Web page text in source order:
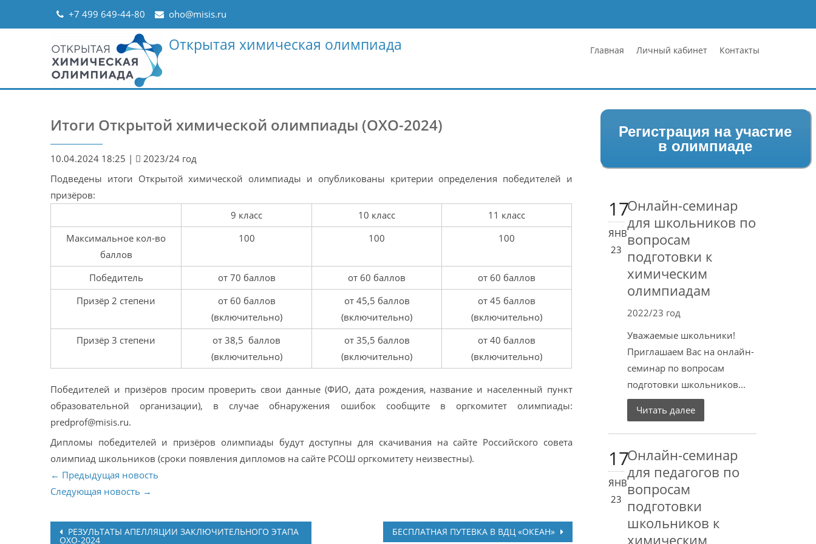
+7 499 649-44-80 oho@misis.ru
Открытая химическая олимпиада Главная Личный кабинет Контакты
Итоги Открытой химической олимпиады (ОХО-2024)
10.04.2024 18:25 |
2023/24 год
Подведены итоги Открытой химической олимпиады и опубликованы критерии определения победителей и
призёров:
9 класс
10 класс
11 класс
Максимальное кол-во
баллов
100 100 100
Победитель от 70 баллов от 60 баллов
от 60 баллов
Призёр 2 степени
от 60 баллов
(включительно)
от 45,5 баллов
(включительно)
от 45 баллов
(включительно)
Призёр 3 степени
от 38,5 баллов
(включительно)
от 35,5 баллов
(включительно)
от 40 баллов
(включительно)
Победителей и призёров просим проверить свои данные (ФИО, дата рождения, название и населенный пункт
образовательной организации), в случае обнаружения ошибок сообщите в оргкомитет олимпиады:
predprof@misis.ru.
Дипломы победителей и призёров олимпиады будут доступны для скачивания на сайте Российского совета
олимпиад школьников (сроки появления дипломов на сайте РСОШ оргкомитету неизвестны).
← Предыдущая новость
Следующая новость →
Post
РЕЗУЛЬТАТЫ АПЕЛЛЯЦИИ ЗАКЛЮЧИТЕЛЬНОГО ЭТАПА
ОХО-2024
БЕСПЛАТНАЯ ПУТЕВКА В ВДЦ «ОКЕАН»
Регистрация на участие
в олимпиаде
17
ЯНВ
23
Онлайн-семинар
для школьников по
вопросам
подготовки к
химическим
олимпиадам
2022/23 год
Уважаемые школьники!
Приглашаем Вас на онлайн-
семинар по вопросам
подготовки школьников...
Читать далее
17
ЯНВ
23
Онлайн-семинар
для педагогов по
вопросам
подготовки
школьников к
химическим